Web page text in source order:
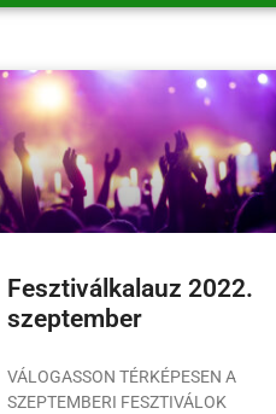
Fesztiválkalauz 2022.
szeptember
VÁLOGASSON TÉRKÉPESEN A
SZEPTEMBERI FESZTIVÁLOK